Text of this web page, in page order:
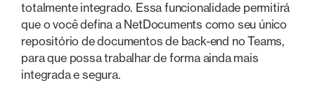
totalmente integrado. Essa funcionalidade permitirá
que o você defina a NetDocuments como seu único
repositório de documentos de back-end no Teams,
para que possa trabalhar de forma ainda mais
integrada e segura.